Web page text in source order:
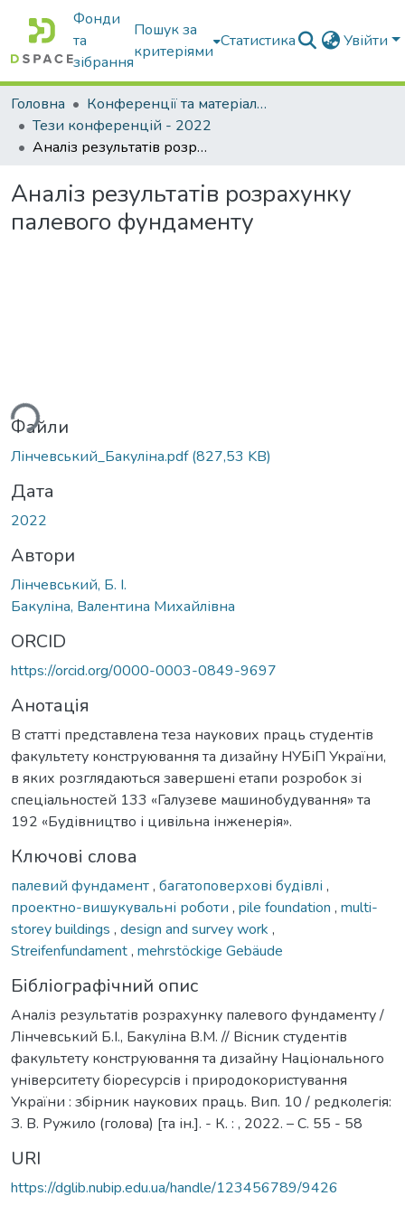
Фонди
та
зібрання
Пошук за
критеріями
Статистика Увійти
Головна
Конференції та матеріали конференцій
Тези конференцій - 2022
Аналіз результатів розрахунку палевого фундаменту
Аналіз результатів розрахунку
палевого фундаменту
Файли
Лінчевський_Бакуліна.pdf(827,53 KB)
Дата
2022
Автори
Лінчевський, Б. І.
Бакуліна, Валентина Михайлівна
ORCID
https://orcid.org/0000-0003-0849-9697
Анотація
В статті представлена теза наукових праць студентів
факультету конструювання та дизайну НУБіП України,
в яких розглядаються завершені етапи розробок зі
спеціальностей 133 «Галузеве машинобудування» та
192 «Будівництво і цивільна інженерія».
Ключові слова
палевий фундамент, багатоповерхові будівлі ,
проектно-вишукувальні роботи , pile foundation , multi-
storey buildings , design and survey work ,
Streifenfundament, mehrstöckige Gebäude
Бібліографічний опис
Аналіз результатів розрахунку палевого фундаменту /
Лінчевський Б.І., Бакуліна В.М. // Вісник студентів
факультету конструювання та дизайну Національного
університету біоресурсів і природокористування
України : збірник наукових праць. Вип. 10 / редколегія:
З. В. Ружило (голова) [та ін.]. - К. : , 2022. – С. 55 - 58
URI
https://dglib.nubip.edu.ua/handle/123456789/9426